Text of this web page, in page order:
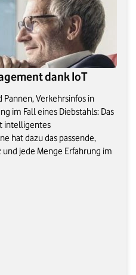
dank IoT
Verkehrsinfos in
im Fall eines Diebstahls: Das
intelligentes
hat dazu das passende,
jede Menge Erfahrung im